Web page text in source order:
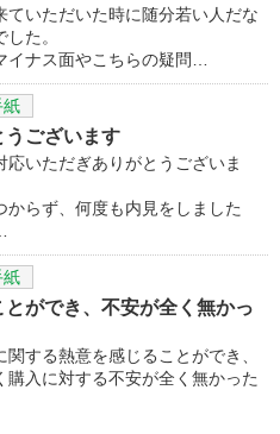
ていただいた時に随分若い人だな
た。
イナス面やこちらの疑問…
紙
うございます
いただぎありがとうございま
らず、何度も内見をしました
紙
ができ、不安が全く無かっ
する熱意を感じることができ、
入に対する不安が全く無かった